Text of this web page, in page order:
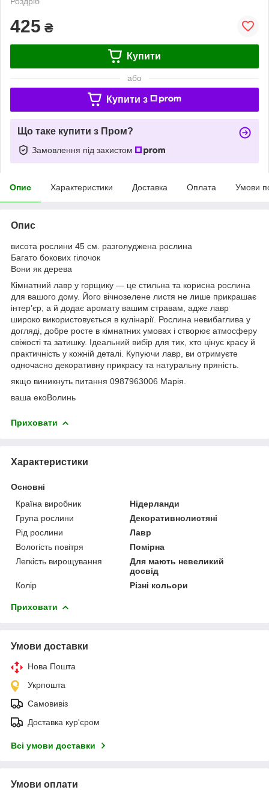
425 ₴
Купити
або
Купити з
Що таке купити з Пром?
Замовлення під захистом
Опис Характеристики Доставка Оплата Умови
Опис
висота рослини 45 см. разголуджена рослина
Багато бокових гілочок
Вони як дерева
Кімнатний лавр у горщику — це стильна та корисна рослина
для вашого дому. Його вічнозелене листя не лише прикрашає
інтер’єр, а й додає аромату вашим стравам, адже лавр
широко використовується в кулінарії. Рослина невибаглива у
догляді, добре росте в кімнатних умовах і створює атмосферу
свіжості та затишку. Ідеальний вибір для тих, хто цінує красу й
практичність у кожній деталі. Купуючи лавр, ви отримуєте
одночасно декоративну прикрасу та натуральну пряність.
якщо виникнуть питання 0987963006 Марія.
ваша екоВолинь
Приховати
Характеристики
Основні
Країна виробник
Нідерланди
Група рослини
Декоративнолистяні
Рід рослини
Лавр
Вологість повітря
Помірна
Легкість вирощування
Для мають невеликий
досвід
Колір
Різні кольори
Приховати
Умови доставки
Нова Пошта
Укрпошта
Самовивіз
Доставка кур'єром
Всі умови доставки
Умови оплати